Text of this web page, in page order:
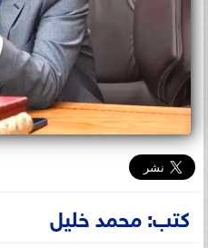
كتب: محمد خليل